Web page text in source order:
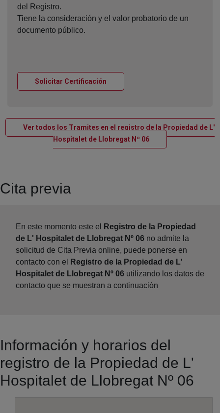
del Registro.
Tiene la consideración y el valor probatorio de un
documento público.
Solicitar Certificación
Ver todos los Tramites en el registro de la Propiedad de L'
Hospitalet de Llobregat Nº 06Ventana nueva
Cita previa
En este momento este el
Registro de la Propiedad
de L' Hospitalet de Llobregat Nº 06 no admite la
solicitud de Cita Previa online, puede ponerse en
contacto con el
Registro de la Propiedad de L'
Hospitalet de Llobregat Nº 06 utilizando los datos de
contacto que se muestran a continuación
Información y horarios del
registro de la Propiedad de L'
Hospitalet de Llobregat Nº 06